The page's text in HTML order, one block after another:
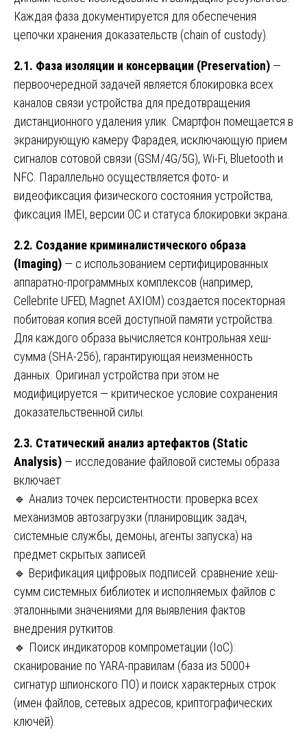
Каждая фаза документируется для обеспечения
цепочки хранения доказательств (chain of custody).
2.1. Фаза изоляции и консервации (Preservation) —
первоочередной задачей является блокировка всех
каналов связи устройства для предотвращения
дистанционного удаления улик. Смартфон помещается в
экранирующую камеру Фарадея, исключающую прием
сигналов сотовой связи (GSM/4G/5G), Wi-Fi, Bluetooth и
NFC. Параллельно осуществляется фото- и
видеофиксация физического состояния устройства,
фиксация IMEI, версии ОС и статуса блокировки экрана.
2.2. Создание криминалистического образа
(Imaging) — с использованием сертифицированных
аппаратно-программных комплексов (например,
Cellebrite UFED, Magnet AXIOM) создается посекторная
побитовая копия всей доступной памяти устройства.
Для каждого образа вычисляется контрольная хеш-
сумма (SHA-256), гарантирующая неизменность
данных. Оригинал устройства при этом не
модифицируется — критическое условие сохранения
доказательственной силы.
2.3. Статический анализ артефактов (Static
Analysis) — исследование файловой системы образа
включает:
🔹 Анализ точек персистентности: проверка всех
механизмов автозагрузки (планировщик задач,
системные службы, демоны, агенты запуска) на
предмет скрытых записей.
🔹 Верификация цифровых подписей: сравнение хеш-
сумм системных библиотек и исполняемых файлов с
эталонными значениями для выявления фактов
внедрения руткитов.
🔹 Поиск индикаторов компрометации (IoC):
сканирование по YARA-правилам (база из 5000+
сигнатур шпионского ПО) и поиск характерных строк
(имен файлов, сетевых адресов, криптографических
ключей).